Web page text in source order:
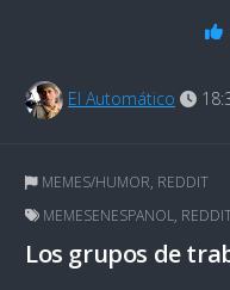
El Automático
MEMES/HUMOR, REDDIT
MEMESENESPANOL,
Los grupos de